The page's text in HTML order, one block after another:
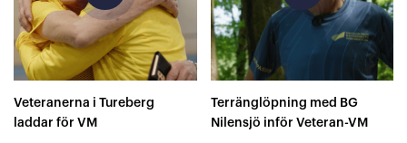
Veteranerna i Tureberg
laddar för VM
Terränglöpning med BG
Nilensjö inför Veteran-VM